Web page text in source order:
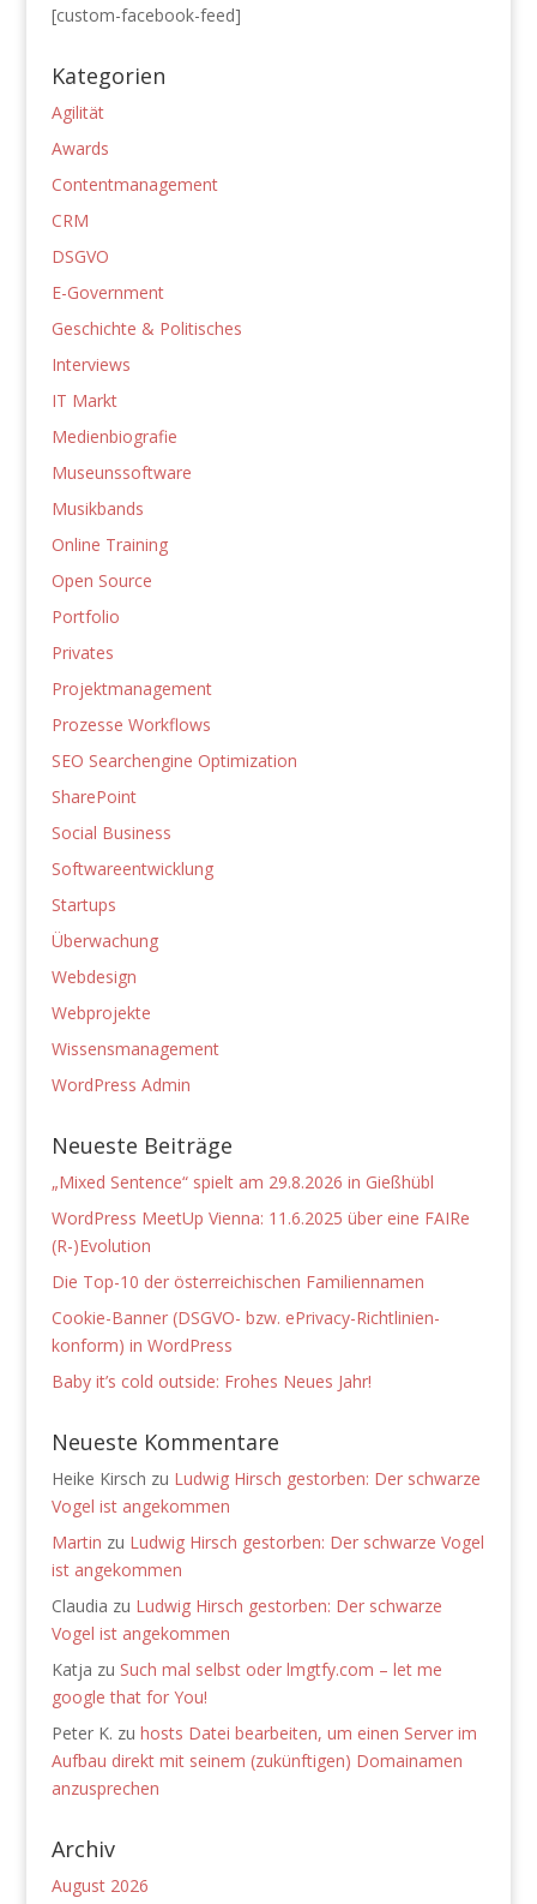
[custom-facebook-feed]
Kategorien
Agilität
Awards
Contentmanagement
CRM
DSGVO
E-Government
Geschichte & Politisches
Interviews
IT Markt
Medienbiografie
Museunssoftware
Musikbands
Online Training
Open Source
Portfolio
Privates
Projektmanagement
Prozesse Workflows
SEO Searchengine Optimization
SharePoint
Social Business
Softwareentwicklung
Startups
Überwachung
Webdesign
Webprojekte
Wissensmanagement
WordPress Admin
Neueste Beiträge
„Mixed Sentence“ spielt am 29.8.2026 in Gießhübl
WordPress MeetUp Vienna: 11.6.2025 über eine FAIRe
(R-)Evolution
Die Top-10 der österreichischen Familiennamen
Cookie-Banner (DSGVO- bzw. ePrivacy-Richtlinien-
konform) in WordPress
Baby it’s cold outside: Frohes Neues Jahr!
Neueste Kommentare
Heike Kirsch zu Ludwig Hirsch gestorben: Der schwarze
Vogel ist angekommen
Martin zu Ludwig Hirsch gestorben: Der schwarze Vogel
ist angekommen
Claudia zu Ludwig Hirsch gestorben: Der schwarze
Vogel ist angekommen
Katja zu Such mal selbst oder lmgtfy.com – let me
google that for You!
Peter K. zu hosts Datei bearbeiten, um einen Server im
Aufbau direkt mit seinem (zukünftigen) Domainamen
anzusprechen
Archiv
August 2026